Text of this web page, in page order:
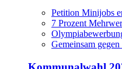
Petition Minijobs
7 Prozent
Gemeinsam